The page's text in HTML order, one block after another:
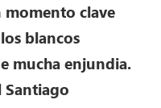
clave
blancos
mucha enjundia.
Santiago